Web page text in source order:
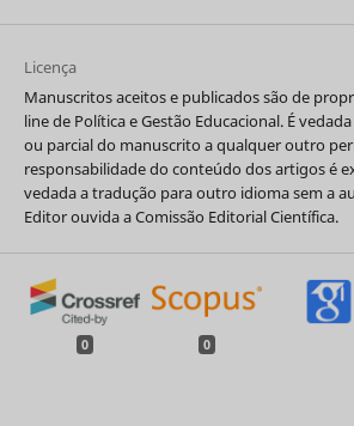
Licença
Manuscritos aceitos e publicados são de
line de Política e Gestão Educacional. É
ou parcial do manuscrito a qualquer outro
responsabilidade do conteúdo dos artigos é
vedada a tradução para outro idioma sem a
Editor ouvida a Comissão Editorial Científica.
0 0